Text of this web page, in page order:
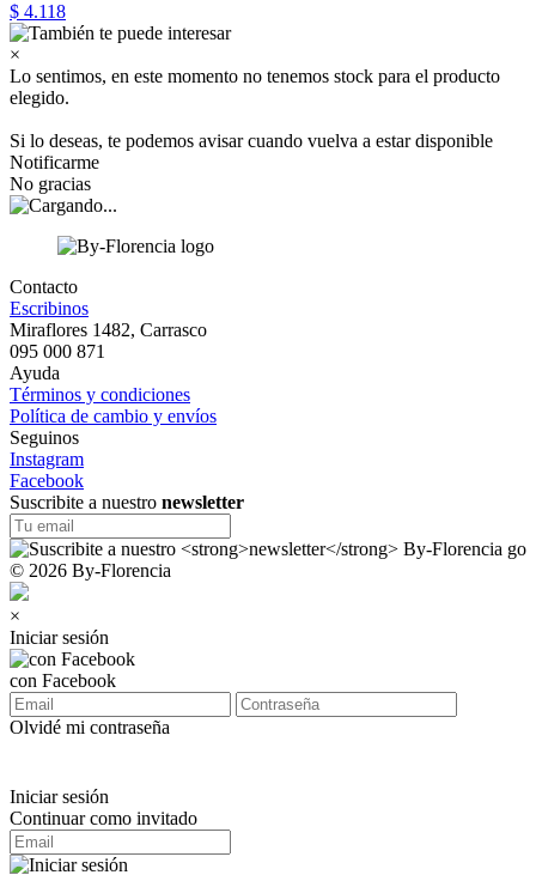
$ 4.118
×
Lo sentimos, en este momento no tenemos stock para el producto
elegido.
Si lo deseas, te podemos avisar cuando vuelva a estar disponible
Notificarme
No gracias
Contacto
Escribinos
Miraflores 1482, Carrasco
095 000 871
Ayuda
Términos y condiciones
Política de cambio y envíos
Seguinos
Instagram
Facebook
Suscribite a nuestro newsletter
© 2026 By-Florencia
×
Iniciar sesión
con Facebook
Olvidé mi contraseña
Iniciar sesión
Continuar como invitado